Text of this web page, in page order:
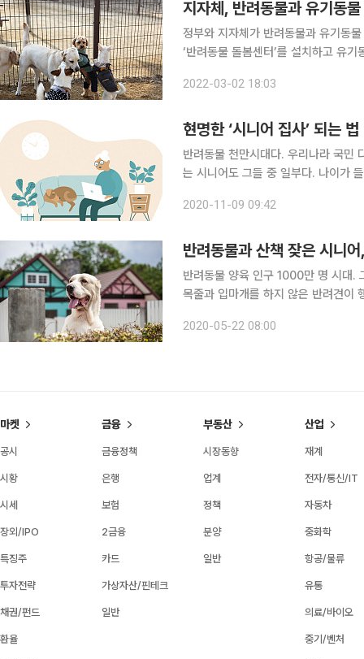
지자체, 반려동물과 유기동
정부와 지자체가 반려동물과 유기동
‘반려동물 돌봄센터’를 설치하고 유
지원사업에 참여하는 서울시민은 4
2022-03-02 18:03
현명한 ‘시니어 집사’ 되는 법
반려동물 천만시대다. 우리나라 국민
는 시니어도 그들 중 일부다. 나이가
에 대한 수요는 더욱 높아지고 있다.
2020-11-09 09:42
반려동물과 산책 잦은 시니
반려동물 양육 인구 1000만 명 시대.
목줄과 입마개를 하지 않은 반려견이
집계됐다. 목줄을 하지 않은 반려견이
2020-05-22 08:00
마켓
공시
시황
시세
장외/IPO
특징주
투자전략
채권/펀드
환율
금융
금융정책
은행
보험
2금융
카드
가상자산/핀테크
일반
부동산
시장동향
업계
정책
분양
일반
산업
재계
전자/통신/IT
자동차
중화학
항공/물류
유통
의료/바이오
중기/벤처